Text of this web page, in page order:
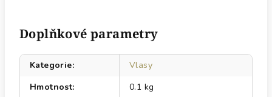
Doplňkové parametry
Kategorie:
Vlasy
Hmotnost:
0.1 kg